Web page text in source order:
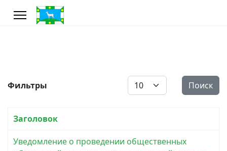
Фильтры Кол-во строк: Поиск
Заголовок
Уведомление о проведении общественных